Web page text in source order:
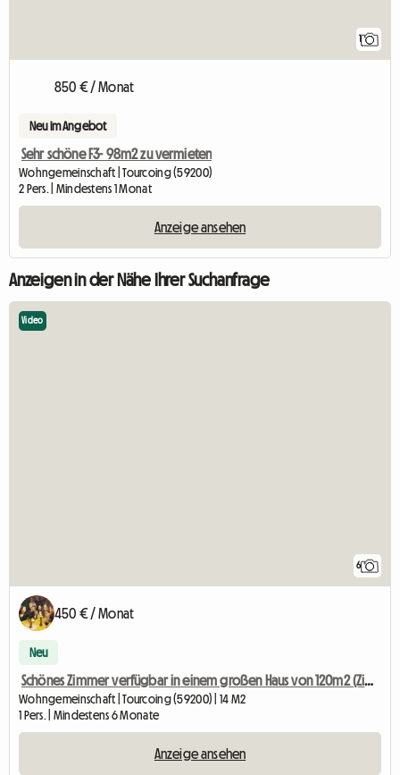
1
850 € / Monat
Neu im Angebot
Sehr schöne F3- 98m2 zu vermieten
Wohngemeinschaft | Tourcoing (59200)
2 Pers. | Mindestens 1 Monat
Anzeige ansehen
Anzeigen in der Nähe Ihrer Suchanfrage
6
Video
450 € / Monat
Neu
Schönes Zimmer verfügbar in einem großen Haus von 120m2 (Zimmer 4)
Wohngemeinschaft | Tourcoing (59200) | 14 M2
1 Pers. | Mindestens 6 Monate
Anzeige ansehen